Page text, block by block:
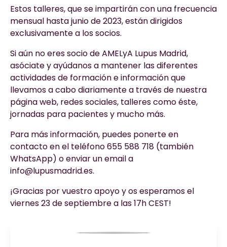
Estos talleres, que se impartirán con una frecuencia
mensual hasta junio de 2023, están dirigidos
exclusivamente a los socios.
Si aún no eres socio de AMELyA Lupus Madrid,
asóciate y ayúdanos a mantener las diferentes
actividades de formación e información que
llevamos a cabo diariamente a través de nuestra
página web, redes sociales, talleres como éste,
jornadas para pacientes y mucho más.
Para más información, puedes ponerte en
contacto en el teléfono 655 588 718 (también
WhatsApp) o enviar un email a
info@lupusmadrid.es.
¡Gracias por vuestro apoyo y os esperamos el
viernes 23 de septiembre a las 17h CEST!